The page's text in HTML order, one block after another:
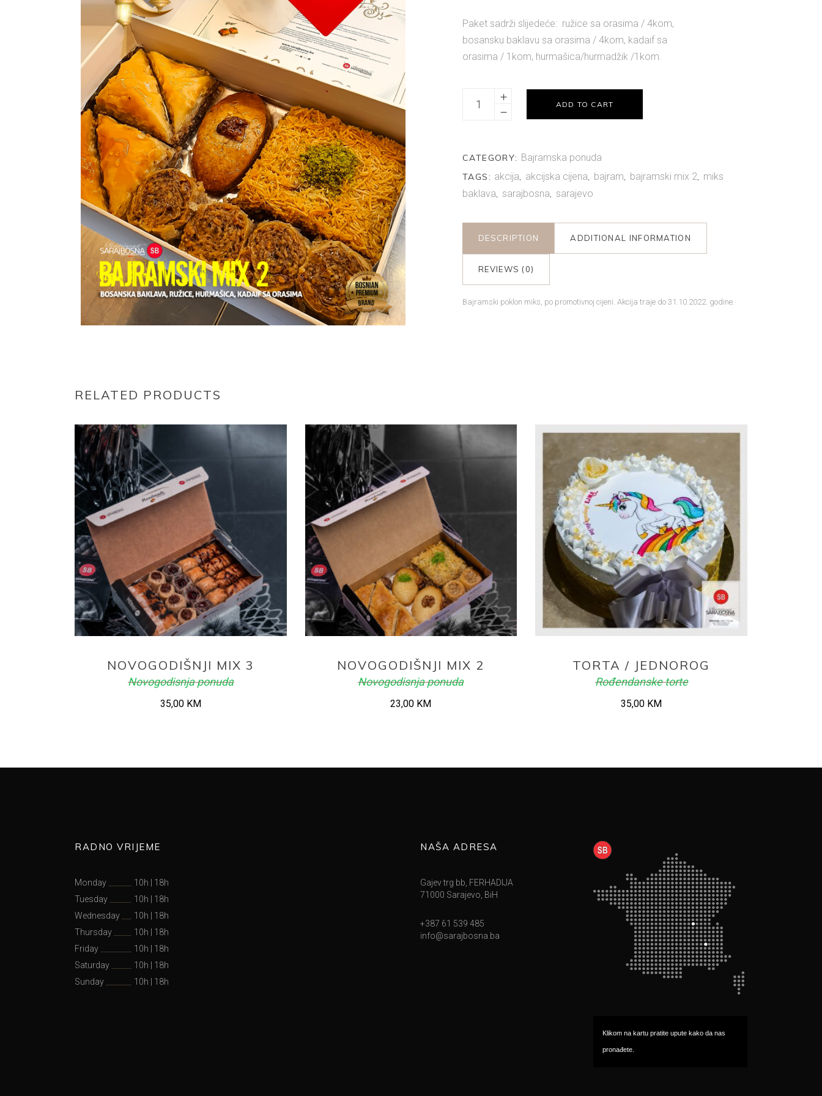
was:
20,00 KM.
is:
18,00 KM.
Paket sadrži slijedeće: ružice sa orasima / 4kom,
bosansku baklavu sa orasima / 4kom, kadaif sa
orasima / 1kom, hurmašica/hurmadžik /1kom.
Bajramski
ADD TO CART
CATEGORY: Bajramska ponuda
TAGS: akcija, akcijska cijena, bajram, bajramski mix 2, miks
baklava, sarajbosna, sarajevo
DESCRIPTION ADDITIONAL INFORMATION
REVIEWS (0)
Bajramski poklon miks, po promotivnoj cijeni. Akcija traje do 31.10.2022. godine.
RELATED PRODUCTS
NOVOGODIŠNJI MIX 3
Novogodisnja ponuda
35,00 KM
NOVOGODIŠNJI MIX 2
Novogodisnja ponuda
23,00 KM
TORTA / JEDNOROG
Rođendanske torte
35,00 KM
RADNO VRIJEME
Monday 10h
18h
Tuesday
10h
18h
Wednesday
10h
18h
Thursday
10h
18h
Friday
10h
18h
Saturday
10h
18h
Sunday
10h 18h
NAŠA ADRESA
Gajev trg bb, FERHADIJA
71000 Sarajevo, BiH
+387 61 539 485
info@sarajbosna.ba
Klikom na kartu pratite upute kako da nas
pronađete.